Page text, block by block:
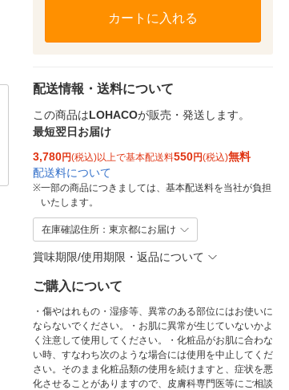
カートに入れる
配送情報・送料について
この商品はLOHACOが販売・発送します。
最短翌日お届け
3,780円(税込)以上で基本配送料550円(税込)無料
配送料について
※一部の商品につきましては、基本配送料を当社が負担
いたします。
在庫確認住所：東京都にお届け
賞味期限/使用期限・返品について
ご購入について
・傷やはれもの・湿疹等、異常のある部位にはお使いに
ならないでください。・お肌に異常が生じていないかよ
く注意して使用してください。・化粧品がお肌に合わな
い時、すなわち次のような場合には使用を中止してくだ
さい。そのまま化粧品類の使用を続けますと、症状を悪
化させることがありますので、皮膚科専門医等にご相談